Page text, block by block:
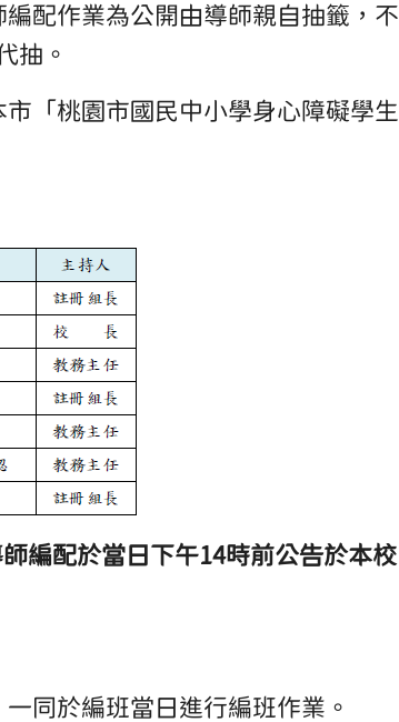
編配作業為公開由導師親自抽籤，不
抽。
「桃園市國民中小學身心障礙學生
編配於當日下午14時前公告於本校
同於編班當日進行編班作業。